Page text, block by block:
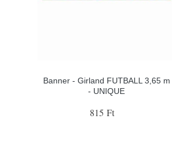
Banner - Girland FUTBALL 3,65 m
- UNIQUE
815 Ft